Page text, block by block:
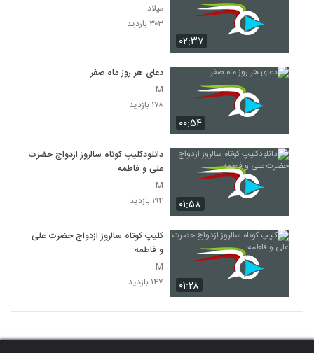
۰۲:۳۷
میلاد
۳۰۳ بازدید
۰۰:۵۴
دعای هر روز ماه صفر
M
۱۷۸ بازدید
۰۱:۵۸
دانلودکلیپ کوتاه سالروز ازدواج حضرت
علی و فاطمه
M
۱۹۴ بازدید
۰۱:۲۸
کلیپ کوتاه سالروز ازدواج حضرت علی
و فاطمه
M
۱۴۷ بازدید